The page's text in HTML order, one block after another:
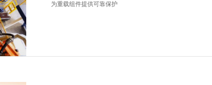
为重载组件提供可靠保护